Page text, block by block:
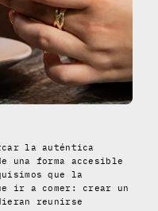
la auténtica
una forma accesible
que la
ir a comer: crear un
reunirse